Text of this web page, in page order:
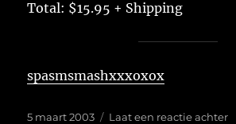
Total: $15.95 + Shipping
spasmsmashxxxoxox
Geplaatst
5 maart 2003 Laat een reactie achterop